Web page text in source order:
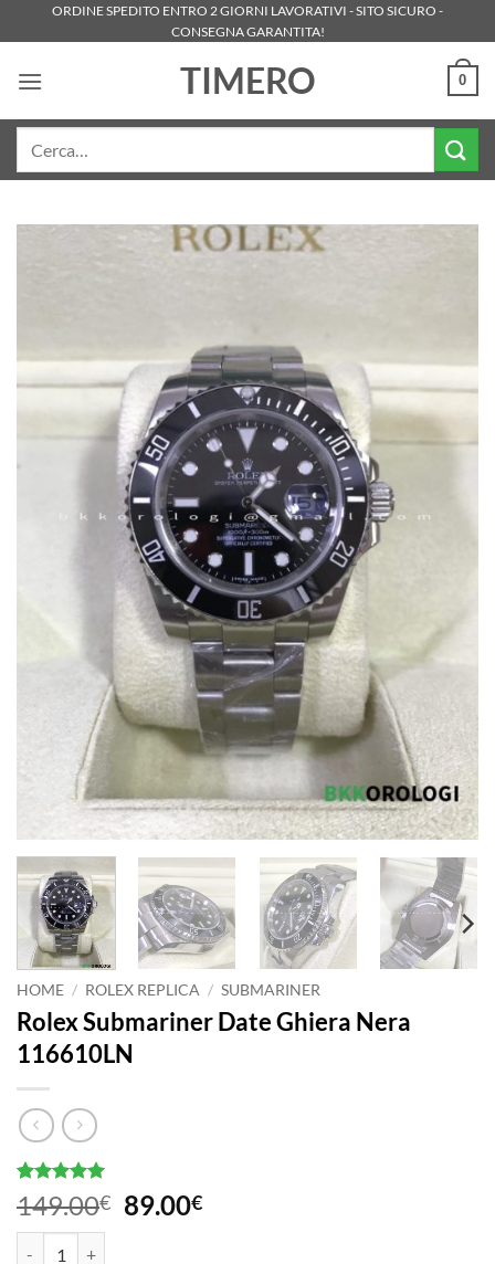
ai
ORDINE SPEDITO ENTRO 2 GIORNI LAVORATIVI - SITO SICURO -
CONSEGNA GARANTITA!
TIMERO 0
HOME / ROLEX REPLICA / SUBMARINER
Rolex Submariner Date Ghiera Nera
116610LN
Valutato5
su 5 su
base di
2
recensioni
149.00€ Il
89.00€Il